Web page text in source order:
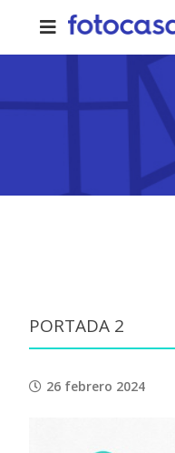
content
PORTADA 2
26 febrero 2024